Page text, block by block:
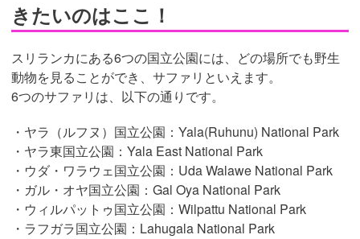
きたいのはここ！
スリランカにある6つの国立公園には、どの場所でも野生
動物を見ることができ、サファリといえます。
6つのサファリは、以下の通りです。
・ヤラ（ルフヌ）国立公園：Yala(Ruhunu) National Park
・ヤラ東国立公園：Yala East National Park
・ウダ・ワラウェ国立公園：Uda Walawe National Park
・ガル・オヤ国立公園：Gal Oya National Park
・ウィルパットゥ国立公園：Wilpattu National Park
・ラフガラ国立公園：Lahugala National Park